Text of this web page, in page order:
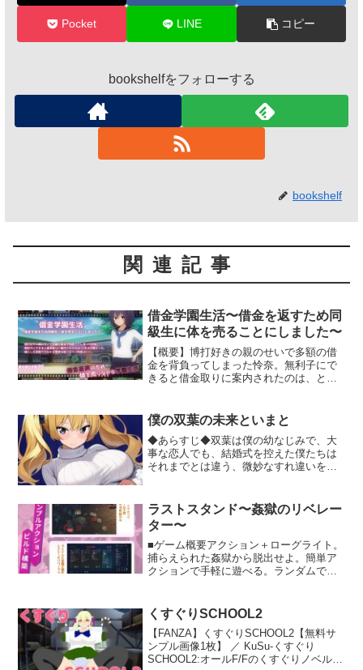
Pocket LINE コピー
bookshelfをフォローする
bookshelf
関連記事
借金学園生活〜借金を返すため同
級生に体を売ることにしました〜
【概要】博打好きの親のせいで多額の借
金を背負ってしまった怜奈。無利子にで
きると借金取りに案内されたのは、とあ
教師などに体を売ってお金を稼いでい
く。そんな借金返済RPGです。【ボリュ
ーム】・体験版ではフリーパートの直前
までプレイ可能・Hシーン61・着せ替え
衣装95（カラーバリエーション多め）・
ら回想部屋の解放も可能）・立ち絵の表
示非表示（Tabキーで切替）・陰毛・腋毛
がそれぞれ4段階で変化（Hシーンや立ち
絵に影響）・服装変更による立ち絵の着
せ替え（体験版では一部装備のみ）・メ
ッセージスキップ・メッセージウィンド
服，下着，体操服，ブルマ，スパッツ，
スク水，ふんどし，エロ水着ボディスト
ッキング，陰毛，腋毛，拘束，ガニ股，
精液風呂，鼻フックボールギャグ，目隠
し，鞭打ち，筆，鼻責め，尿道責め，ア
僕の双葉の未来といまと
◆あらすじ◆双葉は僕の幼なじみで、大
事な恋人でも、結婚式を控えた僕たちは
それまでとは違う、微妙なすれ違いを感
た掲示板の書き込みが、僕の心に小さな
影を落としたまさか、そんなはずはない
疑いたくなんかないのに、彼女の言動を
探るようになっていたでも双葉は、そん
な僕の視線に気付かずいつも通り接して
くれていた大丈夫だ、これはただの思い
のに、僕は夢を見るーー僕の知らない双
葉の夢をーー◆キャラクターボイス◆双
葉 : 眠音りま 様---回想は全6シーンです
ラストスタンド〜姦獄のリベレー
ター〜
■ゲーム概要アクション＋ローグライト。
捕らえられた姦獄から脱出せよ。簡単ア
クションで手軽に遊べる。ランダムで手
て。■特徴・エロアニメーション15シー
ン・敗北を続けると妊娠し、時間経過で
出産・勝利Hシーンは3種類、一人称視点
のフルボイス、総尺約19分・使用キャラ
クター10人・ゲームパッド対応■動作環境
くすぐりSCHOOL2
【FANZA】くすぐりSCHOOL2【無料サ
ンプル画像1枚】 ／ KuSu-くすぐり
SCHOOL2:オールF/Fのくすぐりノベルで